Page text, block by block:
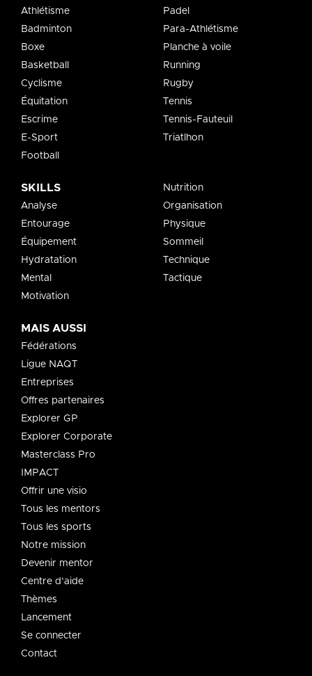
Athlétisme
Badminton
Boxe
Basketball
Cyclisme
Équitation
Escrime
E-Sport
Football
Padel
Para-Athlétisme
Planche à voile
Running
Rugby
Tennis
Tennis-Fauteuil
Triatlhon
SKILLS
Analyse
Entourage
Équipement
Hydratation
Mental
Motivation
Nutrition
Organisation
Physique
Sommeil
Technique
Tactique
MAIS AUSSI
Fédérations
Ligue NAQT
Entreprises
Offres partenaires
Explorer GP
Explorer Corporate
Masterclass Pro
IMPACT
Offrir une visio
Tous les mentors
Tous les sports
Notre mission
Devenir mentor
Centre d'aide
Thèmes
Lancement
Se connecter
Contact